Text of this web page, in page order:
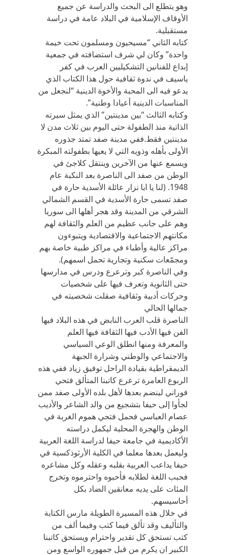
وهو يتطلع الى البحث والدراسة عن جميع
الأوقاف الإسلامية في البلاد عامة في دراسة
مستقبلية.
كتابه الثاني “مسيحيون ومسلمون تحت خيمة
واحدة” وكان لي شرف استضافته في جمعية
إبداع للفنانين التشكيليين العرب في كفر
ياسيف في ندوة ثقافية حول هذا الكتاب الذي
يدعو فيه الى المحبة والأخوة الدينية “لنجعل من
المناسبات الدينية أعيادا وطنية”.
وكتابه الثالث “بين مدينتين” الذي يمثل سيرته
الذاتية منذ الطفولة حتى اليوم بين ثلاث مدن لا
مدينتين فقط.ففي مدينة صفد تمتد جذوره
الأولى بأهله وذويه التي لا يعيها بطفولته المبكرة
ويسمع عنها من الآخرين وينتقل كلاجئ في
الوطن من صفد الى الناصرة بعد النكبة عام
1948. (لنا يا ابا نزار عائلة الأسدية حارة في
صفد تسمى حارة الأسدية في القسم الشمالي
الشرقي من المدينة وقد هجر أهلها الى سوريا
وهم على جانب عظيم من العلم والثقافة لهم
مكانتهم الاجتماعية والاقتصادية ويتبوءون
مراكز عالية وأطباء في مراكز طبية خاصة بهم
ومجمّعات سكنية وتجارية تحمل اسمهم).
وفي الناصرة كبر وترعرع ودرس في مدارسها
حتى الثانوية وتعرف فيها على شخصيات
وحركات أدبية وثقافية صقلت شخصيته في
جمالها الحالي
الناصرة قلب العرب النابض في هذه البلاد فيها
الفن فيها الأدب فيها الثقافة فيها العلم
والمعرفة ومنها انطلق الوعي السياسي
والاجتماعي والوطني وشرارة الجبهة
الديمقراطية بقيادة الراحل توفيق زياد ففي هذه
الربوع العامرة ترعرع كاتبنا المتألق فتحي
فوراني لينضم بعدها لأهل بلده الأولى صفد ممن
لجأوا إلى حيفا بتشجيع من والد الشاعر والأديب
عصام العباسي فحمل فتحي هموم الغربة في
الوطن والهجرة المحلية ليكمل دراسته
الأكاديمية في جامعة حيفا لدراسة اللغة العربية
وليعمل بعدها معلما في الكلية الأرثوذكسية في
حيفا يداعب العربية بقلبه وعقله وكل مشاعره
فحبب اللغة لطلابه فأحبوه واحترموه وتخرج
المئات على يديه معانقين الضاد بكل
أحاسيسهم.
في خلال هذه المسيرة الطويلة مارس الكتابة
والتأليف وقد تألق فيما كتب وفيما ألف من
كتب تستحق كل تقدير واحترام ويستحق كاتبنا
الكبير ان يكرم من قبل جمهوره الواسع ومن